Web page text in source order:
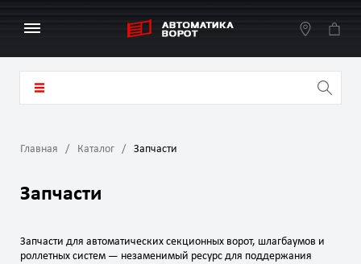
Главная Каталог Запчасти
Запчасти
Запчасти для автоматических секционных ворот, шлагбаумов и
роллетных систем — незаменимый ресурс для поддержания